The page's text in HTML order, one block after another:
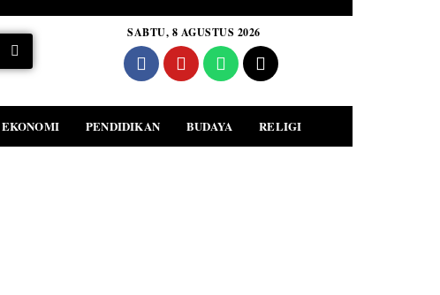
SABTU, 8 AGUSTUS 2026
EKONOMI PENDIDIKAN BUDAYA RELIGI